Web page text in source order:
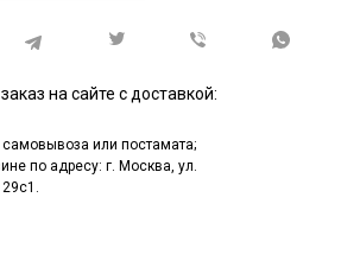
на сайте с доставкой:
или постамата;
по адресу: г. Москва, ул.